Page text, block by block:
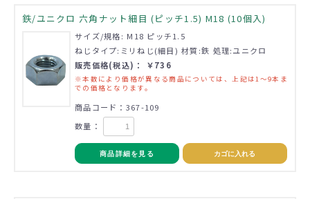
鉄/ユニクロ 六角ナット細目 (ピッチ1.5) M18 (10個入)
サイズ/規格: M18 ピッチ1.5
ねじタイプ:ミリねじ(細目) 材質:鉄 処理:ユニクロ
販売価格(税込)： ￥736
※本数により価格が異なる商品については、上記は1～9本ま
での価格となります。
商品コード：367-109
数量：
商品詳細を見る カゴに入れる